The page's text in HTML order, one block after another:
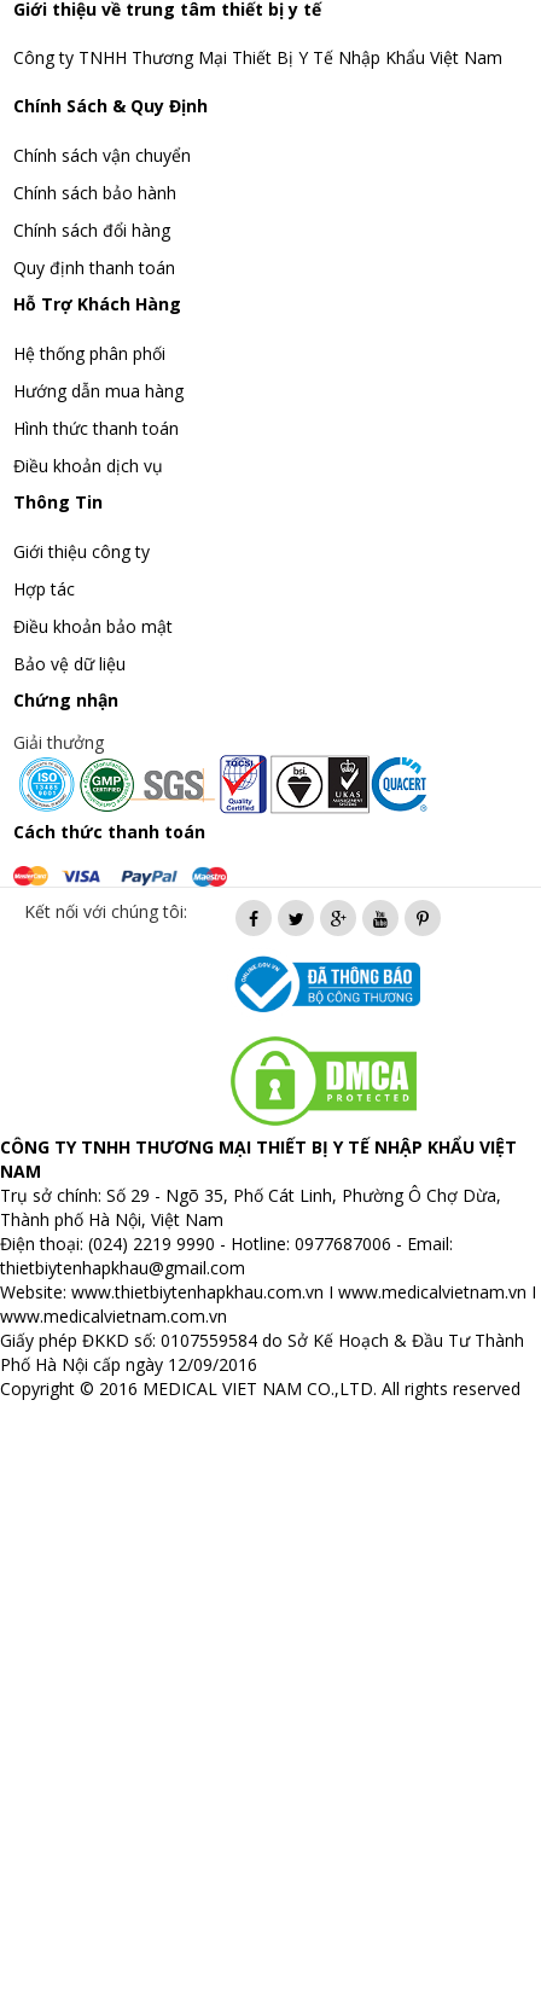
Giới thiệu về trung tâm thiết bị y tế
Công ty TNHH Thương Mại Thiết Bị Y Tế Nhập Khẩu Việt Nam
Chính Sách & Quy Định
Chính sách vận chuyển
Chính sách bảo hành
Chính sách đổi hàng
Quy định thanh toán
Hỗ Trợ Khách Hàng
Hệ thống phân phối
Hướng dẫn mua hàng
Hình thức thanh toán
Điều khoản dịch vụ
Thông Tin
Giới thiệu công ty
Hợp tác
Điều khoản bảo mật
Bảo vệ dữ liệu
Chứng nhận
Giải thưởng
Cách thức thanh toán
Kết nối với chúng tôi:
CÔNG TY TNHH THƯƠNG MẠI THIẾT BỊ Y TẾ NHẬP KHẨU VIỆT
NAM
Trụ sở chính: Số 29 - Ngõ 35, Phố Cát Linh, Phường Ô Chợ Dừa,
Thành phố Hà Nội, Việt Nam
Điện thoại: (024) 2219 9990 - Hotline: 0977687006 - Email:
thietbiytenhapkhau@gmail.com
Website: www.thietbiytenhapkhau.com.vn I www.medicalvietnam.vn I
www.medicalvietnam.com.vn
Giấy phép ĐKKD số: 0107559584 do Sở Kế Hoạch & Đầu Tư Thành
Phố Hà Nội cấp ngày 12/09/2016
Copyright © 2016 MEDICAL VIET NAM CO.,LTD. All rights reserved